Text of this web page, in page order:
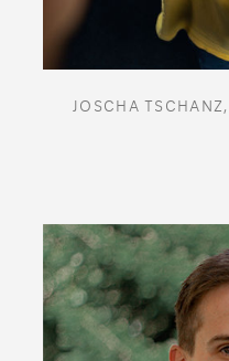
JOSCHA TSCHANZ,